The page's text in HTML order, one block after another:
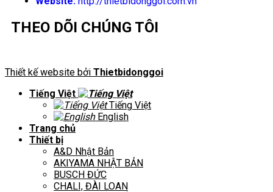
THEO DÕI CHÚNG TÔI
Thiết kế website bởi Thietbidonggoi
Tiếng Việt
Tiếng Việt
English
Trang chủ
Thiết bị
A&D Nhật Bản
AKIYAMA NHẬT BẢN
BUSCH ĐỨC
CHALI, ĐÀI LOAN